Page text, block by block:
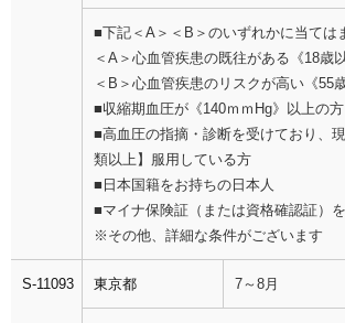
■下記＜A＞＜B＞のいずれかに当ては
＜A＞心血管疾患の既往がある《18歳
＜B＞心血管疾患のリスクが高い《55
■収縮期血圧が《140ｍｍHg》以上の方
■高血圧の指摘・診断を受けており、
類以上】服用している方
■日本国籍をお持ちの日本人
■マイナ保険証（または資格確認証）
※その他、詳細な条件がございます
S-11093 東京都 7～8月